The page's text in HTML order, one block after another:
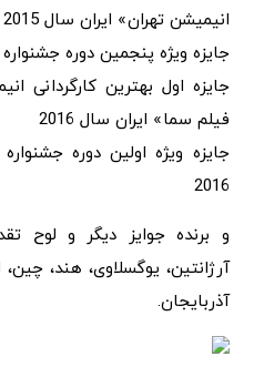
انیمیشن تهران» ایران سال 2015
جایزه ویژه پنجمین دوره جشنواره
جایزه اول بهترین کارگردانی
فیلم سما» ایران سال 2016
جایزه ویژه اولین دوره
2016
و برنده جوایز دیگر و لوح
آرژانتین، یوگسلاوی، هند، چین،
آذربایجان.